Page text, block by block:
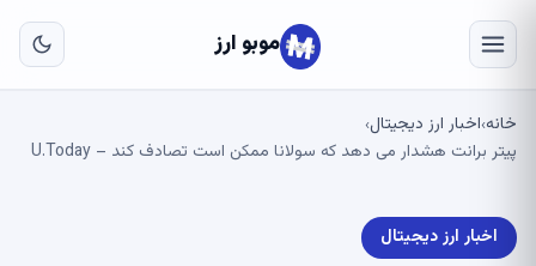
موبو ارز
خانه›اخبار ارز دیجیتال›
پیتر برانت هشدار می دهد که سولانا ممکن است تصادف کند – U.Today
اخبار ارز دیجیتال